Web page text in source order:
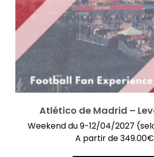
Atlético de Madrid –
Weekend du 9-12/04/2027
A partir de349.00€